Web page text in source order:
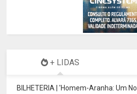
+ LIDAS
BILHETERIA | 'Homem-Aranha: Um